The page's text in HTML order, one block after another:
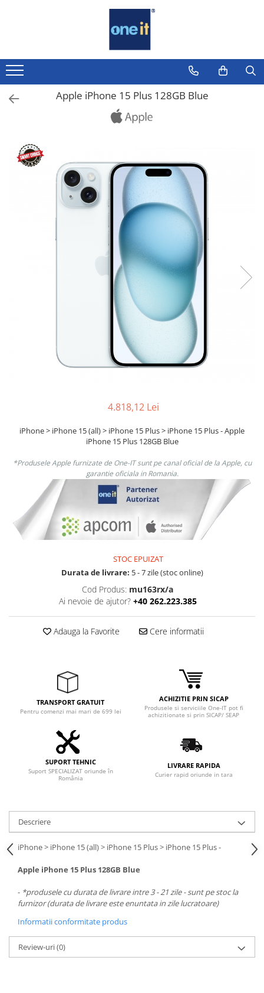
Laptop, Tablete & Telefoane
Laptop / Notebook
Notebook Consumer
Componente Laptop
Tablete & accesorii
Telefoane & accesorii
Sisteme Desktop & Monitoare
Microfoane & Casti Gaming
Mouse Gaming
Tastaturi Gaming
Card Reader
Periferice PC
Camere Web
Adaptoare
Tastaturi
USB Hub
Placi de Baza
CPU
Hard Disc-uri
Surse
Servere
Software
Retelistica & Supraveghere
Apple iPhone 15 Plus 128GB Blue
4.818,12 Lei
iPhone > iPhone 15 (all) > iPhone 15 Plus > iPhone 15 Plus - Apple
iPhone 15 Plus 128GB Blue
*Produsele Apple furnizate de One-IT sunt pe canal oficial de la Apple, cu
garantie oficiala in Romania.
STOC EPUIZAT
Durata de livrare: 5 - 7 zile (stoc online)
Cod Produs: mu163rx/a
Ai nevoie de ajutor? +40 262.223.385
Adauga la Favorite Cere informatii
TRANSPORT GRATUIT
Pentru comenzi mai mari de 699 lei
ACHIZITIE PRIN SICAP
Produsele si serviciile One-IT pot fi
achizitionate si prin SICAP/ SEAP
SUPORT TEHNIC
Suport SPECIALIZAT oriunde în
România
LIVRARE RAPIDA
Curier rapid oriunde in tara
Descriere
iPhone > iPhone 15 (all) > iPhone 15 Plus > iPhone 15 Plus -
Apple iPhone 15 Plus 128GB Blue
- *produsele cu durata de livrare intre 3 - 21 zile - sunt pe stoc la
furnizor (durata de livrare este enuntata in zile lucratoare)
Informatii conformitate produs
Review-uri(0)